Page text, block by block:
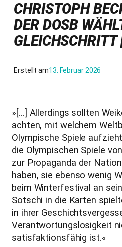
CHRISTOPH
DER DOSB
GLEICHSCHRITT
Erstellt am13. Februar 2026
»[…] Allerdings sollten
achten, mit welchem
Olympische Spiele
die Olympischen Spiele
zur Propaganda der
haben, sie ebenso wenig
beim Winterfestival an
Sotschi in die Karten
in ihrer
Verantwortungslosigkeit
satisfaktionsfähig ist.«